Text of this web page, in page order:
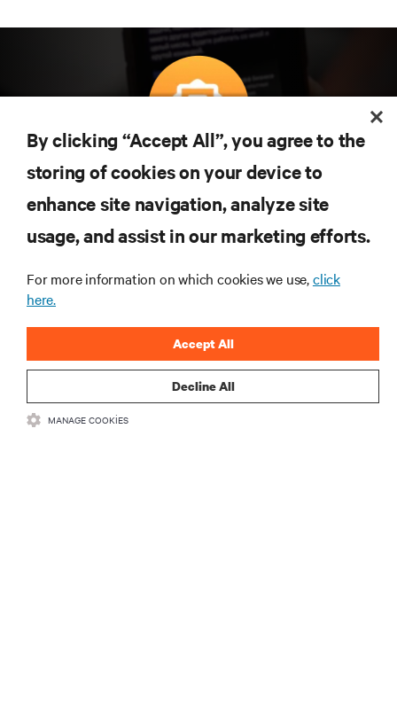
Teknolojideki en son trendleri öğrenmek için
abone olun
Veri merkezi ve altyapı yönetimine ilişkin en son
tartışmalar ve uzman görüşleri ile sektördeki en
önemli konular hakkında düzenli güncel bilgiler
By clicking “Accept All”, you agree to the
storing of cookies on your device to
enhance site navigation, analyze site
usage, and assist in our marketing efforts.
For more information on which cookies we use,click
here.
Decline All
Accept All
MANAGE COOKIES